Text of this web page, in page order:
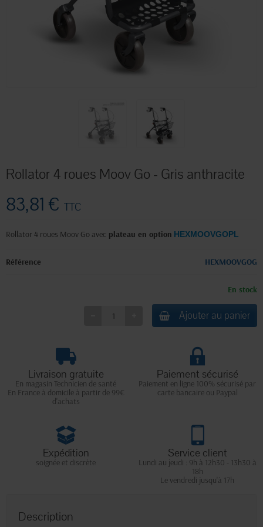
Rollator 4 roues Moov Go - Gris anthracite
83,81 € TTC
Rollator 4 roues Moov Go avec plateau en option HEXMOOVGOPL
Référence HEXMOOVGOG
En stock
Ajouter au panier
Livraison gratuite
En magasin Technicien de santé
En France à domicile à partir de 99€
d'achats
Paiement sécurisé
Paiement en ligne 100% sécurisé par
carte bancaire ou Paypal
Expédition
soignée et discrète
Service client
Lundi au jeudi : 9h à 12h30 - 13h30 à
18h
Le vendredi jusqu'à 17h
Description